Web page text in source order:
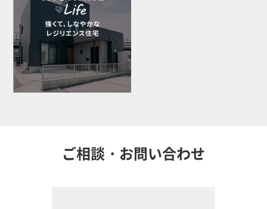
ご相談・お問い合わせ